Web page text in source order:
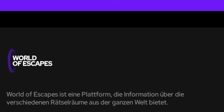
World of Escapes ist eine Plattform, die Information über die
verschiedenen Rätselräume aus der ganzen Welt bietet.